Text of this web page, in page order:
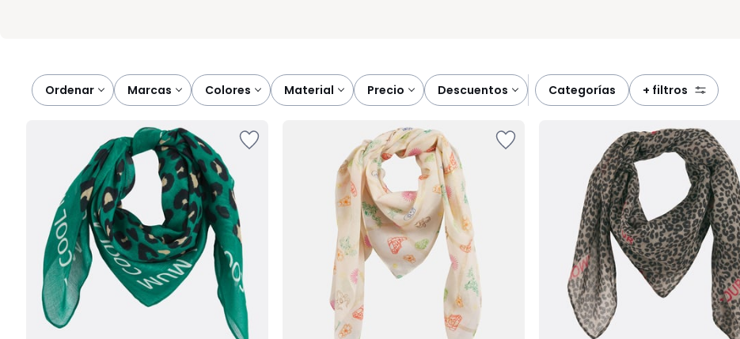
Ordenar marcas colores material precio descuentos categorías + filtros